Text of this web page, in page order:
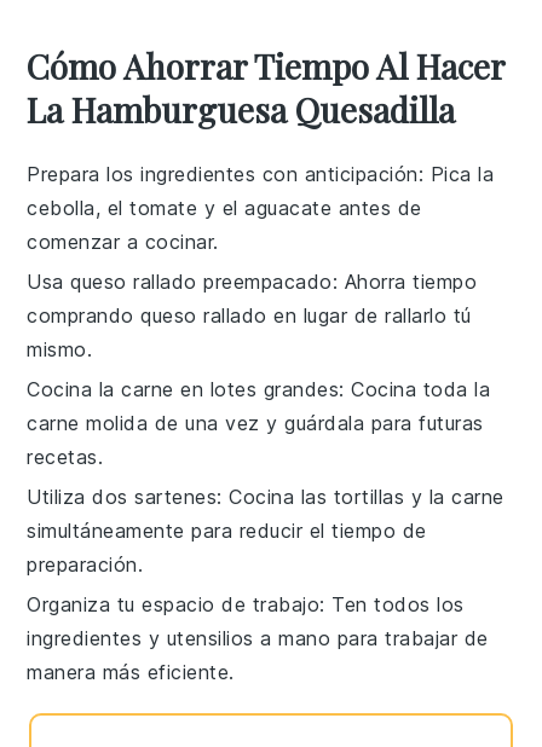
Cómo Ahorrar Tiempo Al Hacer
La Hamburguesa Quesadilla
Prepara los ingredientes con anticipación: Pica la
cebolla, eltomate y elaguacate antes de
comenzar a cocinar.
Usa queso rallado preempacado: Ahorra tiempo
comprandoqueso rallado en lugar de rallarlo tú
mismo.
Cocina la carne en lotes grandes: Cocina toda la
carne molida de una vez y guárdala para futuras
recetas.
Utiliza dos sartenes: Cocina las tortillas y lacarne
simultáneamente para reducir el tiempo de
preparación.
Organiza tu espacio de trabajo: Ten todos los
ingredientes y utensilios a mano para trabajar de
manera más eficiente.